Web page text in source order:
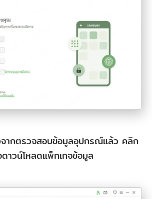
ากตรวจสอบข้อมูลอุปกรณ์แล้ว คลิก
าวน์โหลดแพ็กเกจข้อมูล